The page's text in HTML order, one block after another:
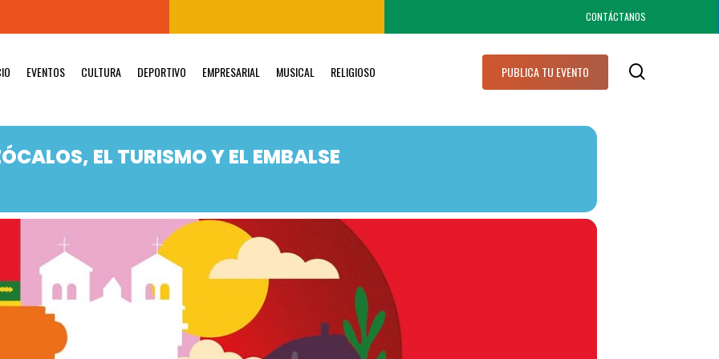
CONTÁCTANOS
EVENTOS CULTURA DEPORTIVO EMPRESARIAL MUSICAL RELIGIOSO PUBLICA TU EVENTO
EL TURISMO Y EL EMBALSE